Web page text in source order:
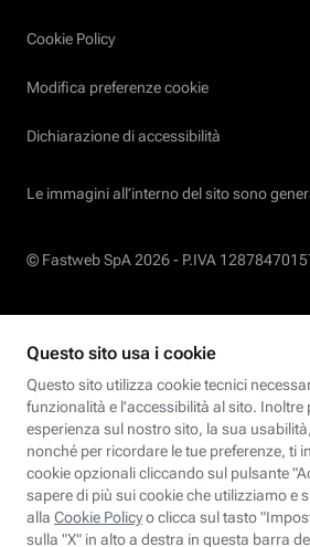
Cookie Policy
Modifica preferenze cookie
Dichiarazione di accessibilità
Le immagini all’interno del sito sono
© Fastweb SpA 2026 - P.IVA